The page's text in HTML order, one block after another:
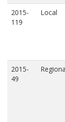
2015-
119
Local
2015-
49